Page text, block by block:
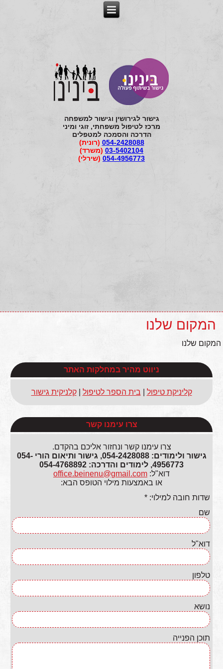
גישור לגירושין וגישור למשפחה
מרכז לטיפול משפחתי, זוגי ומיני
הדרכה והסמכה למטפלים
054-2428088 (רונית)
03-5402104 (משרד)
054-4956773 (שירלי)
המקום שלנו
המקום שלנו
ניווט מהיר במחלקות האתר
קליניקת טיפול בית הספר לטיפול |קלניקית גישור
צרו עימנו קשר
צרו עימנו קשר ונחזור אליכם בהקדם.
גישור ולימודים: 054-2428088, גישור ותיאום הורי 054-
4956773, לימודים והדרכה: 054-4768892
דוא"ל: office.beinenu@gmail.com
או באמצעות מילוי הטופס הבא:
שדות חובה למילוי: *
שם
דוא"ל
טלפון
נושא
תוכן הפנייה